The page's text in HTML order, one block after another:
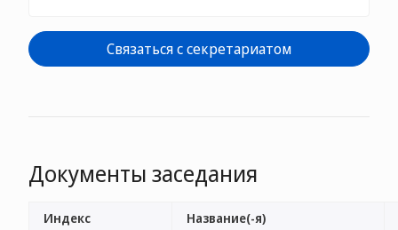
Связаться с секретариатом
Документы заседания
Индекс Название(-я)